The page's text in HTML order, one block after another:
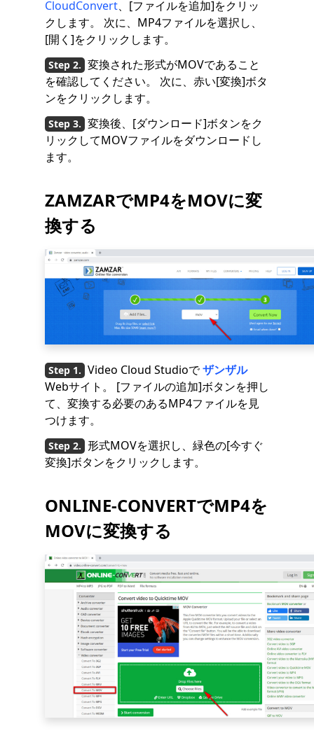
CloudConvert、[ファイルを追加]をクリッ
クします。 次に、MP4ファイルを選択し、
[開く]をクリックします。
変換された形式がMOVであること
を確認してください。 次に、赤い[変換]ボタ
ンをクリックします。
変換後、[ダウンロード]ボタンをク
リックしてMOVファイルをダウンロードし
ます。
ZAMZARでMP4をMOVに変
換する
Video Cloud Studioでザンザル
Webサイト。 [ファイルの追加]ボタンを押し
て、変換する必要のあるMP4ファイルを見
つけます。
形式MOVを選択し、緑色の[今すぐ
変換]ボタンをクリックします。
ONLINE-CONVERTでMP4を
MOVに変換する